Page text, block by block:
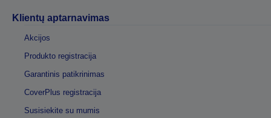
Klientų aptarnavimas
Akcijos
Produkto registracija
Garantinis patikrinimas
CoverPlus registracija
Susisiekite su mumis